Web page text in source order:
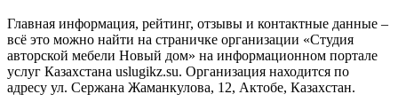
Главная информация, рейтинг, отзывы и контактные данные –
всё это можно найти на страничке организации «Студия
авторской мебели Новый дом» на информационном портале
услуг Казахстана uslugikz.su. Организация находится по
адресу ул. Сержана Жаманкулова, 12, Актобе, Казахстан.